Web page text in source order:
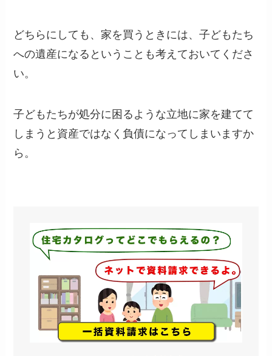
どちらにしても、家を買うときには、子どもたち
への遺産になるということも考えておいてくださ
い。
子どもたちが処分に困るような立地に家を建てて
しまうと資産ではなく負債になってしまいますか
ら。